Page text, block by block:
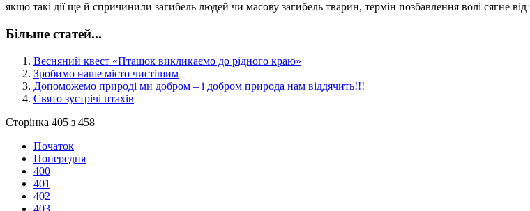
якщо такі дії ще й спричинили загибель людей чи масову загибель тварин, термін позбавлення волі сягне від
Більше статей...
Весняний квест «Пташок викликаємо до рідного краю»
Зробимо наше місто чистішим
Допоможемо природі ми добром – і добром природа нам віддячить!!!
Свято зустрічі птахів
Сторінка 405 з 458
Початок
Попередня
400
401
402
403